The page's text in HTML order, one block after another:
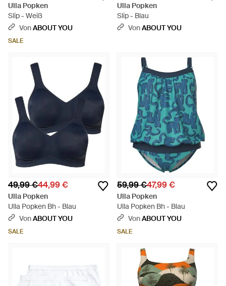
Ulla Popken
Slip - Weiß
VonABOUT YOU
SALE
Ulla Popken
Slip - Blau
VonABOUT YOU
49,99 €44,99 €
Ulla Popken
Ulla Popken Bh - Blau
VonABOUT YOU
SALE
59,99 €47,99 €
Ulla Popken
Ulla Popken Bh - Blau
VonABOUT YOU
SALE